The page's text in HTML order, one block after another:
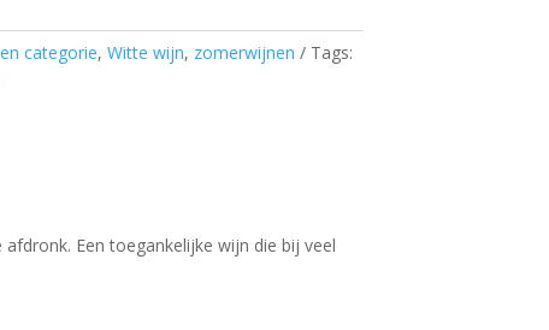
categorie, Witte wijn, zomerwijnen
Tags:
Een toegankelijke wijn die bij veel